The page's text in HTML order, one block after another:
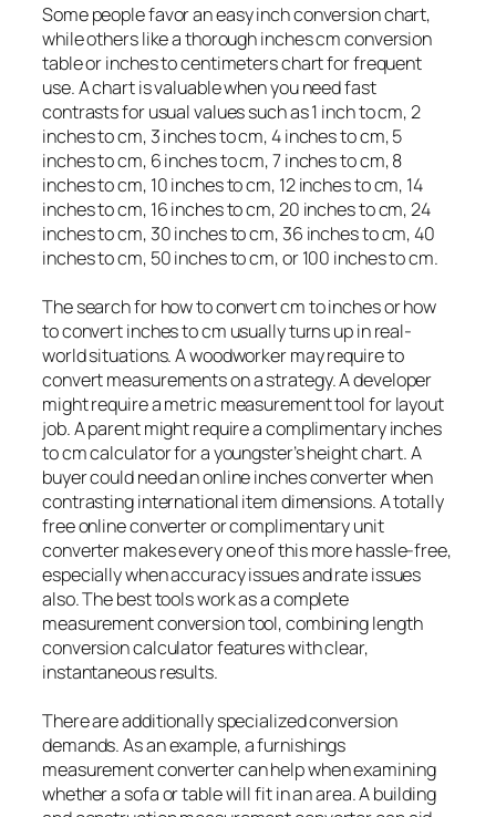
Some people favor an easy inch conversion chart,
while others like a thorough inches cm conversion
table or inches to centimeters chart for frequent
use. A chart is valuable when you need fast
contrasts for usual values such as 1 inch to cm, 2
inches to cm, 3 inches to cm, 4 inches to cm, 5
inches to cm, 6 inches to cm, 7 inches to cm, 8
inches to cm, 10 inches to cm, 12 inches to cm, 14
inches to cm, 16 inches to cm, 20 inches to cm, 24
inches to cm, 30 inches to cm, 36 inches to cm, 40
inches to cm, 50 inches to cm, or 100 inches to cm.
The search for how to convert cm to inches or how
to convert inches to cm usually turns up in real-
world situations. A woodworker may require to
convert measurements on a strategy. A developer
might require a metric measurement tool for layout
job. A parent might require a complimentary inches
to cm calculator for a youngster’s height chart. A
buyer could need an online inches converter when
contrasting international item dimensions. A totally
free online converter or complimentary unit
converter makes every one of this more hassle-free,
especially when accuracy issues and rate issues
also. The best tools work as a complete
measurement conversion tool, combining length
conversion calculator features with clear,
instantaneous results.
There are additionally specialized conversion
demands. As an example, a furnishings
measurement converter can help when examining
whether a sofa or table will fit in an area. A building